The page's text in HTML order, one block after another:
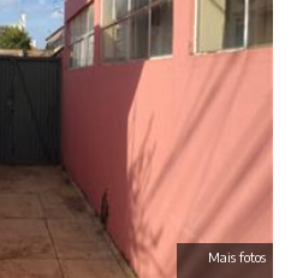
Mais fotos